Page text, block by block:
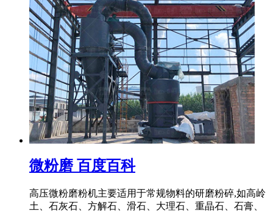
微粉磨 百度百科
高压微粉磨粉机主要适用于常规物料的研磨粉碎,如高岭
土、石灰石、方解石、滑石、大理石、重晶石、石膏、